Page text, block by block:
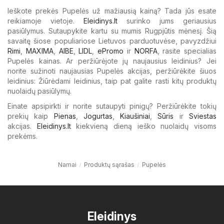
Ieškote prekės Pupelės už mažiausią kainą? Tada jūs esate
reikiamoje vietoje. Eleidinys.lt surinko jums geriausius
pasiūlymus. Sutaupykite kartu su mumis Rugpjūtis mėnesį. Šią
savaitę šiose populiariose Lietuvos parduotuvėse, pavyzdžiui
Rimi
MAXIMA, AIBE ,LIDL ePromo ir NORFA, rasite specialias
Pupelės kainas. Ar peržiūrėjote jų naujausius leidinius? Jei
norite sužinoti naujausias Pupelės akcijas, peržiūrėkite šiuos
leidinius: Žiūrėdami leidinius, taip pat galite rasti kitų produktų
nuolaidų pasiūlymų.
Einate apsipirkti ir norite sutaupyti pinigų? Peržiūrėkite tokių
prekių kaip Pienas Jogurtas ,Kiaušiniai ,Sūris irSviestas
akcijas. Eleidinys.ltkiekvieną dieną ieško nuolaidų visoms
prekėms.
Namai Produktų sąrašas Pupelės
Eleidinys